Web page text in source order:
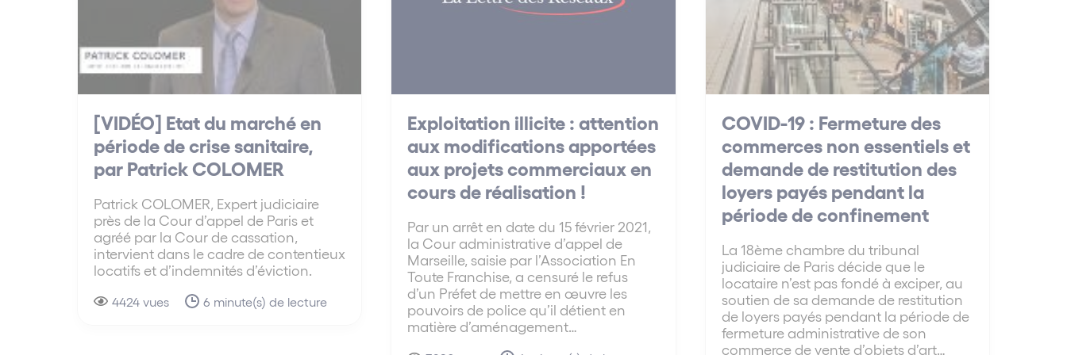
[VIDÉO] Etat du marché en
période de crise sanitaire,
par Patrick COLOMER
Patrick COLOMER, Expert judiciaire
près de la Cour d’appel de Paris et
agréé par la Cour de cassation,
intervient dans le cadre de contentieux
locatifs et d’indemnités d’éviction.
4424 vues 6 minute(s) de lecture
Exploitation illicite : attention
aux modifications apportées
aux projets commerciaux en
cours de réalisation !
Par un arrêt en date du 15 février 2021,
la Cour administrative d’appel de
Marseille, saisie par l’Association En
Toute Franchise, a censuré le refus
d’un Préfet de mettre en œuvre les
pouvoirs de police qu’il détient en
matière d’aménagement…
COVID-19 : Fermeture des
commerces non essentiels et
demande de restitution des
loyers payés pendant la
période de confinement
La 18ème chambre du tribunal
judiciaire de Paris décide que le
locataire n’est pas fondé à exciper, au
soutien de sa demande de restitution
de loyers payés pendant la période de
fermeture administrative de son
commerce de vente d’objets d’art…